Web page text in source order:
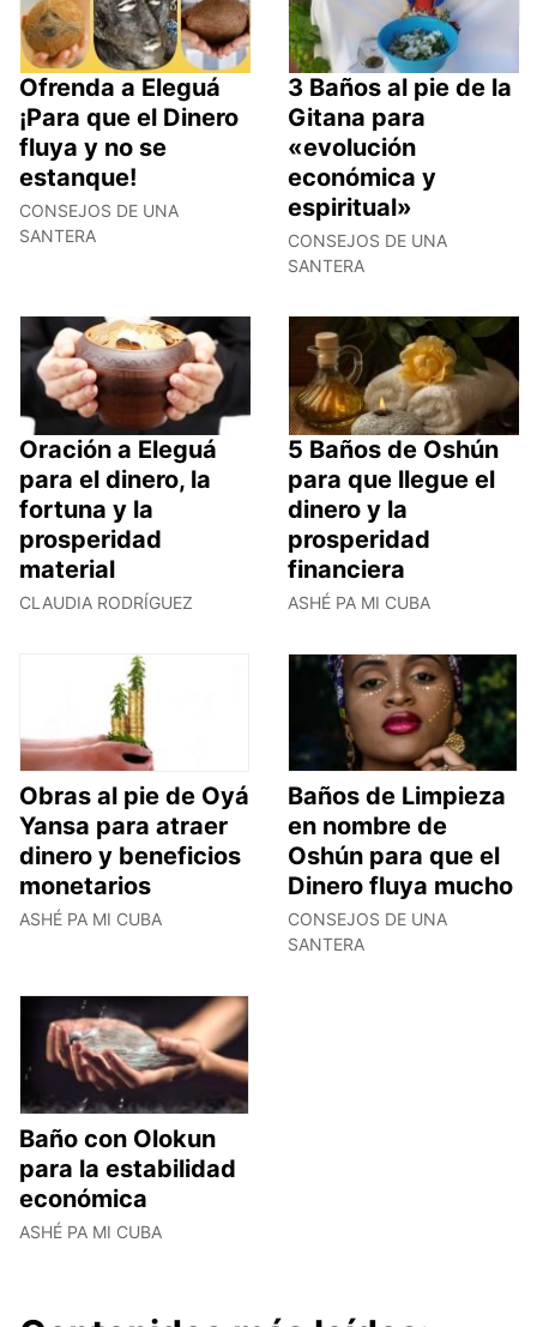
Ofrenda a Eleguá
¡Para que el Dinero
fluya y no se
estanque!
CONSEJOS DE UNA
SANTERA
3 Baños al pie de la
Gitana para
«evolución
económica y
espiritual»
CONSEJOS DE UNA
SANTERA
Oración a Eleguá
para el dinero, la
fortuna y la
prosperidad
material
CLAUDIA RODRÍGUEZ
5 Baños de Oshún
para que llegue el
dinero y la
prosperidad
financiera
ASHÉ PA MI CUBA
Obras al pie de Oyá
Yansa para atraer
dinero y beneficios
monetarios
ASHÉ PA MI CUBA
Baños de Limpieza
en nombre de
Oshún para que el
Dinero fluya mucho
CONSEJOS DE UNA
SANTERA
Baño con Olokun
para la estabilidad
económica
ASHÉ PA MI CUBA